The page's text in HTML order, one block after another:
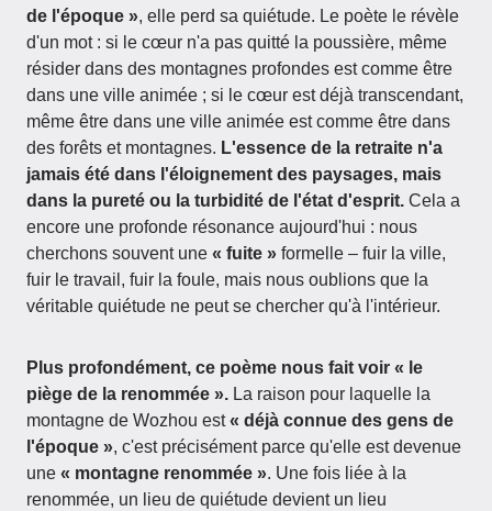
de l'époque », elle perd sa quiétude. Le poète le révèle
d'un mot : si le cœur n'a pas quitté la poussière, même
résider dans des montagnes profondes est comme être
dans une ville animée ; si le cœur est déjà transcendant,
même être dans une ville animée est comme être dans
des forêts et montagnes. L'essence de la retraite n'a
jamais été dans l'éloignement des paysages, mais
dans la pureté ou la turbidité de l'état d'esprit. Cela a
encore une profonde résonance aujourd'hui : nous
cherchons souvent une « fuite » formelle – fuir la ville,
fuir le travail, fuir la foule, mais nous oublions que la
véritable quiétude ne peut se chercher qu'à l'intérieur.
Plus profondément, ce poème nous fait voir « le
piège de la renommée ». La raison pour laquelle la
montagne de Wozhou est« déjà connue des gens de
l'époque », c'est précisément parce qu'elle est devenue
une « montagne renommée ». Une fois liée à la
renommée, un lieu de quiétude devient un lieu